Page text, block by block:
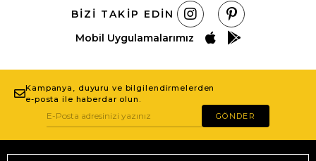
BIZI TAKIP EDIN
Mobil Uygulamalarımız
Kampanya, duyuru ve bilgilendirmelerden
e-posta ile haberdar olun.
GÖNDER